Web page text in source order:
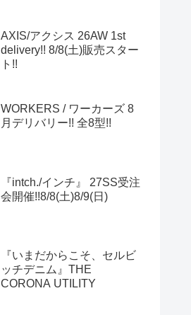
AXIS/アクシス 26AW 1st
delivery!! 8/8(土)販売スター
ト!!
WORKERS / ワーカーズ 8
月デリバリー!! 全8型!!
『intch./インチ』 27SS受注
会開催!!8/8(土)8/9(日)
『いまだからこそ、セルビ
ッチデニム』THE
CORONA UTILITY